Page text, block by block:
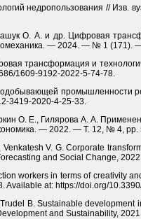
недропользования //
О. А. и др. Цифровая
— 2024. — № 1
трансформация и
1609-9192-2022-5-74-78.
промышленности
3419-2020-4-25-33.
О. Е., Гилярова А. А.
— 2022. — Т. 12, № 4,
Venkatesh V. G. Corporate
and Social Change,
workers in terms of creativity
Available at: https://doi.org/
B. Sustainable
and Sustainability,